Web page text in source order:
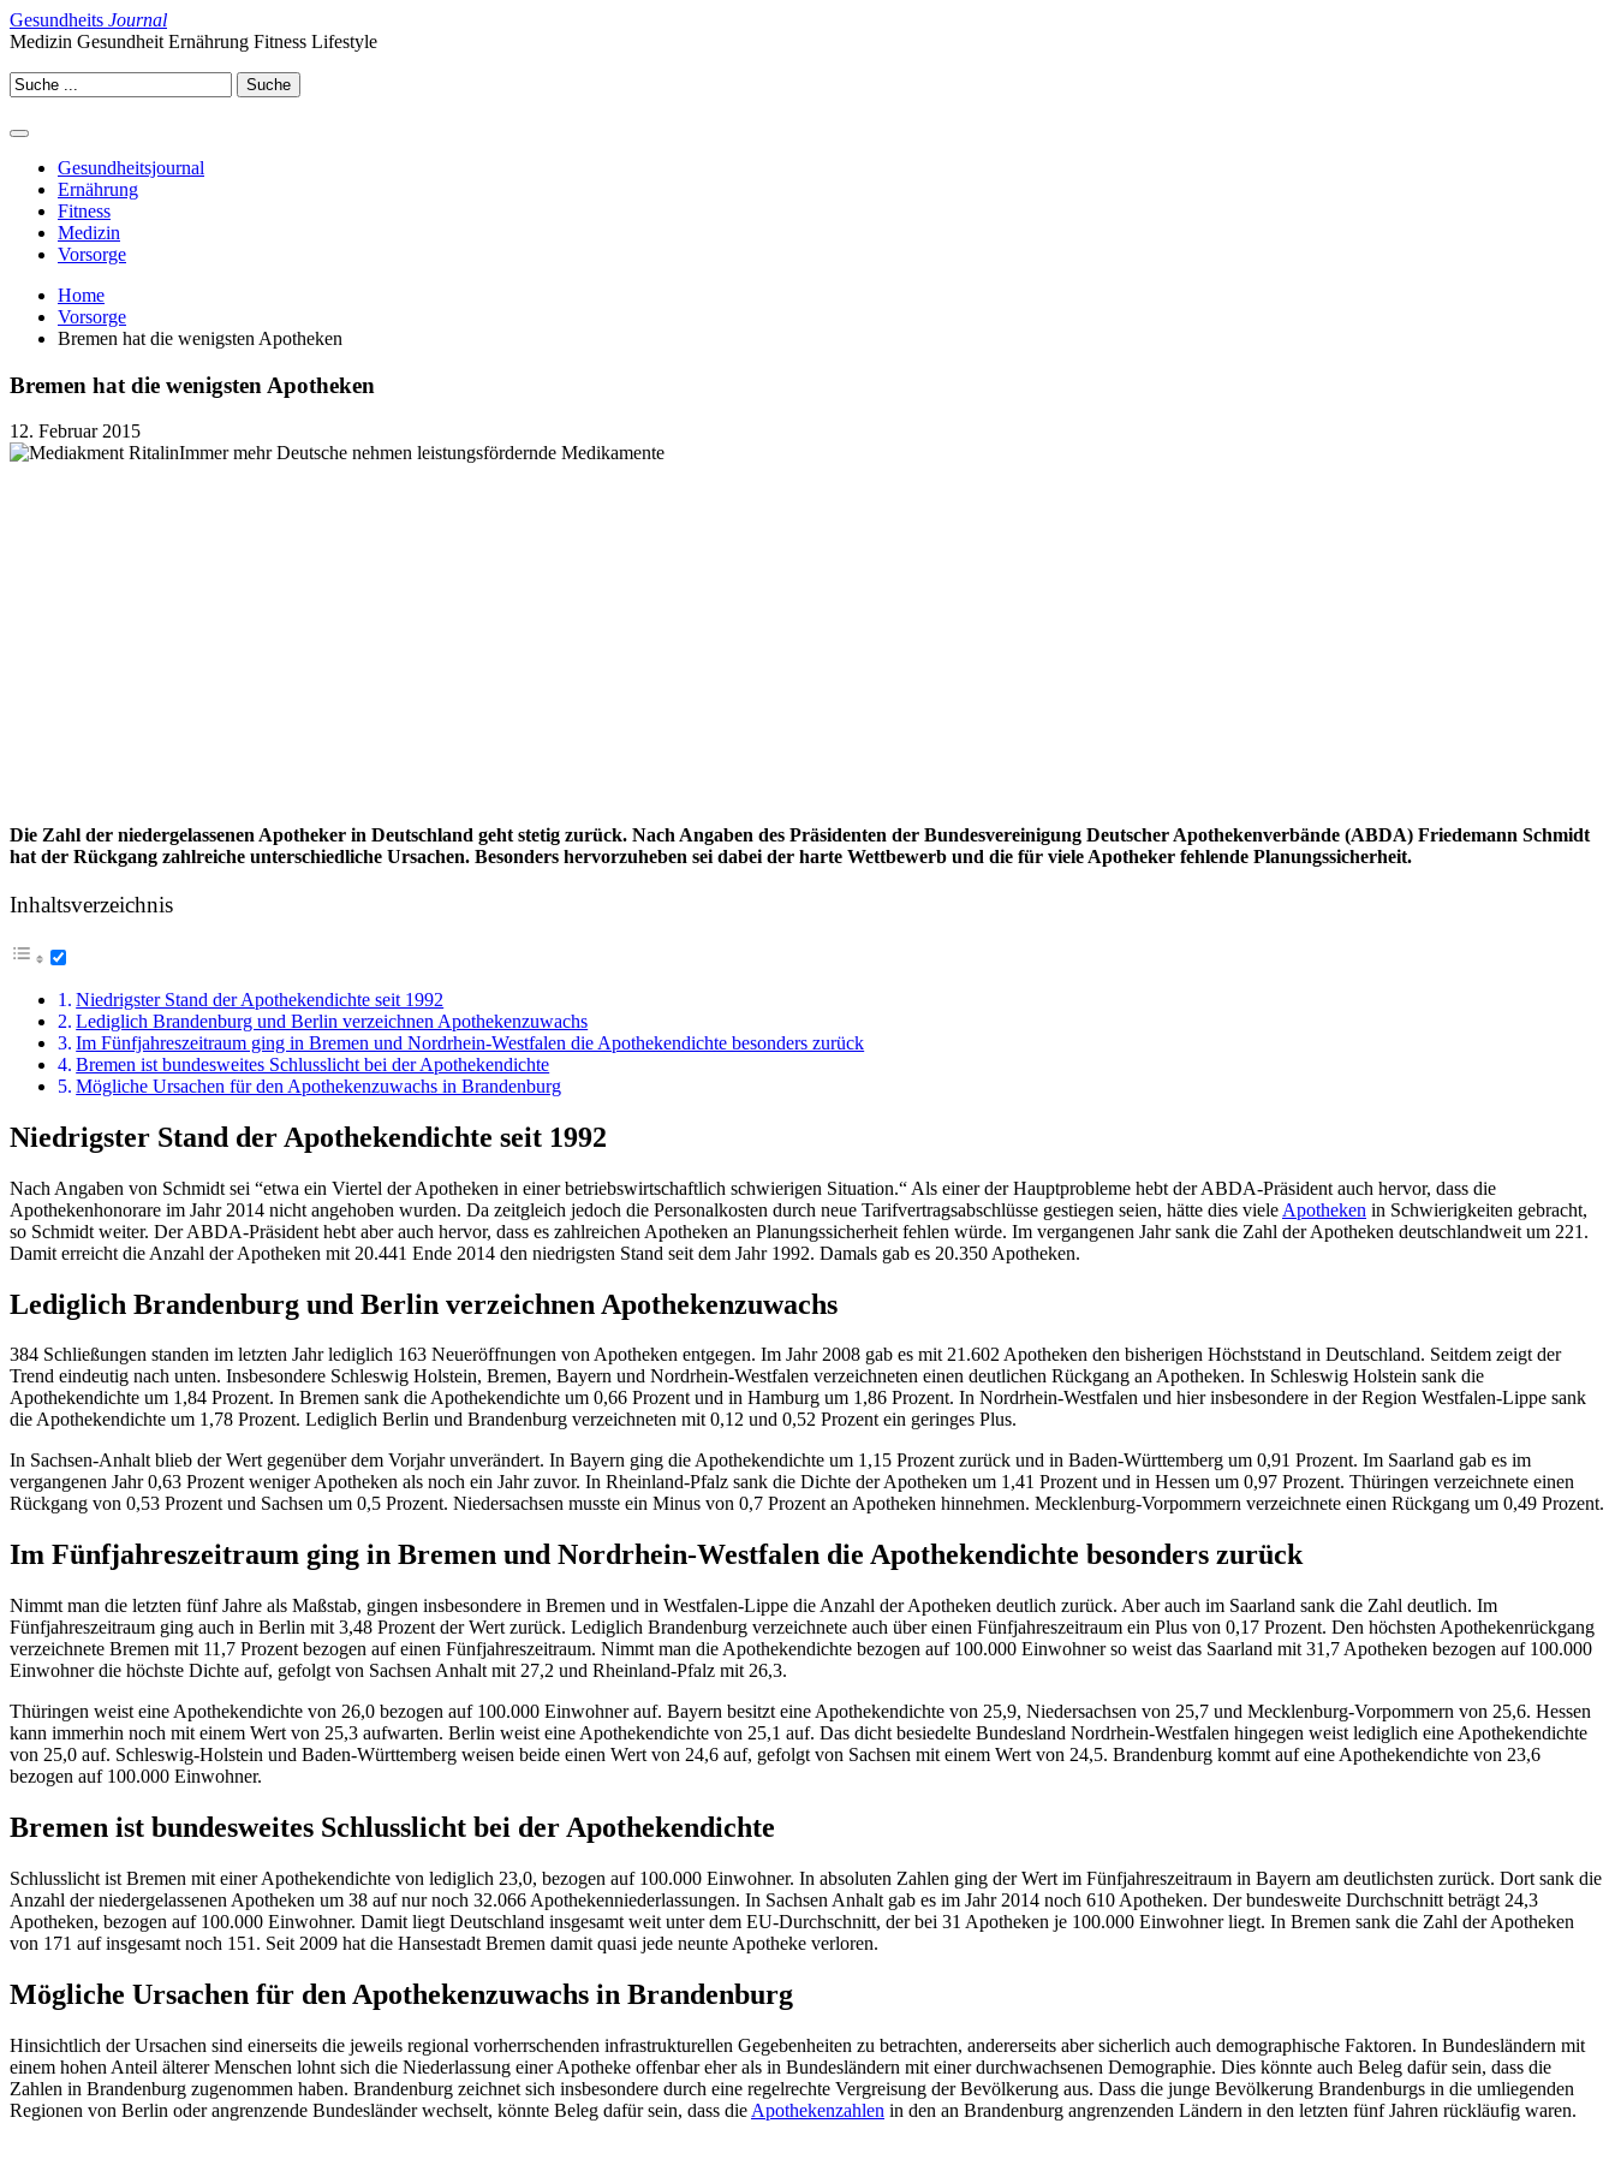
Gesundheits Journal
Medizin Gesundheit Ernährung Fitness Lifestyle
Gesundheitsjournal
Ernährung
Fitness
Medizin
Vorsorge
Home
Vorsorge
Bremen hat die wenigsten Apotheken
Bremen hat die wenigsten Apotheken
12. Februar 2015
Immer mehr Deutsche nehmen leistungsfördernde Medikamente
Die Zahl der niedergelassenen Apotheker in Deutschland geht stetig zurück. Nach Angaben des Präsidenten der Bundesvereinigung Deutscher Apothekenverbände (ABDA) Friedemann Schmidt
hat der Rückgang zahlreiche unterschiedliche Ursachen. Besonders hervorzuheben sei dabei der harte Wettbewerb und die für viele Apotheker fehlende Planungssicherheit.
Inhaltsverzeichnis
Niedrigster Stand der Apothekendichte seit 1992
Lediglich Brandenburg und Berlin verzeichnen Apothekenzuwachs
Im Fünfjahreszeitraum ging in Bremen und Nordrhein-Westfalen die Apothekendichte besonders zurück
Bremen ist bundesweites Schlusslicht bei der Apothekendichte
Mögliche Ursachen für den Apothekenzuwachs in Brandenburg
Niedrigster Stand der Apothekendichte seit 1992
Nach Angaben von Schmidt sei “etwa ein Viertel der Apotheken in einer betriebswirtschaftlich schwierigen Situation.“ Als einer der Hauptprobleme hebt der ABDA-Präsident auch hervor, dass die
Apothekenhonorare im Jahr 2014 nicht angehoben wurden. Da zeitgleich jedoch die Personalkosten durch neue Tarifvertragsabschlüsse gestiegen seien, hätte dies viele Apotheken in Schwierigkeiten gebracht,
so Schmidt weiter. Der ABDA-Präsident hebt aber auch hervor, dass es zahlreichen Apotheken an Planungssicherheit fehlen würde. Im vergangenen Jahr sank die Zahl der Apotheken deutschlandweit um 221.
Damit erreicht die Anzahl der Apotheken mit 20.441 Ende 2014 den niedrigsten Stand seit dem Jahr 1992. Damals gab es 20.350 Apotheken.
Lediglich Brandenburg und Berlin verzeichnen Apothekenzuwachs
384 Schließungen standen im letzten Jahr lediglich 163 Neueröffnungen von Apotheken entgegen. Im Jahr 2008 gab es mit 21.602 Apotheken den bisherigen Höchststand in Deutschland. Seitdem zeigt der
Trend eindeutig nach unten. Insbesondere Schleswig Holstein, Bremen, Bayern und Nordrhein-Westfalen verzeichneten einen deutlichen Rückgang an Apotheken. In Schleswig Holstein sank die
Apothekendichte um 1,84 Prozent. In Bremen sank die Apothekendichte um 0,66 Prozent und in Hamburg um 1,86 Prozent. In Nordrhein-Westfalen und hier insbesondere in der Region Westfalen-Lippe sank
die Apothekendichte um 1,78 Prozent. Lediglich Berlin und Brandenburg verzeichneten mit 0,12 und 0,52 Prozent ein geringes Plus.
In Sachsen-Anhalt blieb der Wert gegenüber dem Vorjahr unverändert. In Bayern ging die Apothekendichte um 1,15 Prozent zurück und in Baden-Württemberg um 0,91 Prozent. Im Saarland gab es im
vergangenen Jahr 0,63 Prozent weniger Apotheken als noch ein Jahr zuvor. In Rheinland-Pfalz sank die Dichte der Apotheken um 1,41 Prozent und in Hessen um 0,97 Prozent. Thüringen verzeichnete einen
Rückgang von 0,53 Prozent und Sachsen um 0,5 Prozent. Niedersachsen musste ein Minus von 0,7 Prozent an Apotheken hinnehmen. Mecklenburg-Vorpommern verzeichnete einen Rückgang um 0,49 Prozent.
Im Fünfjahreszeitraum ging in Bremen und Nordrhein-Westfalen die Apothekendichte besonders zurück
Nimmt man die letzten fünf Jahre als Maßstab, gingen insbesondere in Bremen und in Westfalen-Lippe die Anzahl der Apotheken deutlich zurück. Aber auch im Saarland sank die Zahl deutlich. Im
Fünfjahreszeitraum ging auch in Berlin mit 3,48 Prozent der Wert zurück. Lediglich Brandenburg verzeichnete auch über einen Fünfjahreszeitraum ein Plus von 0,17 Prozent. Den höchsten Apothekenrückgang
verzeichnete Bremen mit 11,7 Prozent bezogen auf einen Fünfjahreszeitraum. Nimmt man die Apothekendichte bezogen auf 100.000 Einwohner so weist das Saarland mit 31,7 Apotheken bezogen auf 100.000
Einwohner die höchste Dichte auf, gefolgt von Sachsen Anhalt mit 27,2 und Rheinland-Pfalz mit 26,3.
Thüringen weist eine Apothekendichte von 26,0 bezogen auf 100.000 Einwohner auf. Bayern besitzt eine Apothekendichte von 25,9, Niedersachsen von 25,7 und Mecklenburg-Vorpommern von 25,6. Hessen
kann immerhin noch mit einem Wert von 25,3 aufwarten. Berlin weist eine Apothekendichte von 25,1 auf. Das dicht besiedelte Bundesland Nordrhein-Westfalen hingegen weist lediglich eine Apothekendichte
von 25,0 auf. Schleswig-Holstein und Baden-Württemberg weisen beide einen Wert von 24,6 auf, gefolgt von Sachsen mit einem Wert von 24,5. Brandenburg kommt auf eine Apothekendichte von 23,6
bezogen auf 100.000 Einwohner.
Bremen ist bundesweites Schlusslicht bei der Apothekendichte
Schlusslicht ist Bremen mit einer Apothekendichte von lediglich 23,0, bezogen auf 100.000 Einwohner. In absoluten Zahlen ging der Wert im Fünfjahreszeitraum in Bayern am deutlichsten zurück. Dort sank die
Anzahl der niedergelassenen Apotheken um 38 auf nur noch 32.066 Apothekenniederlassungen. In Sachsen Anhalt gab es im Jahr 2014 noch 610 Apotheken. Der bundesweite Durchschnitt beträgt 24,3
Apotheken, bezogen auf 100.000 Einwohner. Damit liegt Deutschland insgesamt weit unter dem EU-Durchschnitt, der bei 31 Apotheken je 100.000 Einwohner liegt. In Bremen sank die Zahl der Apotheken
von 171 auf insgesamt noch 151. Seit 2009 hat die Hansestadt Bremen damit quasi jede neunte Apotheke verloren.
Mögliche Ursachen für den Apothekenzuwachs in Brandenburg
Hinsichtlich der Ursachen sind einerseits die jeweils regional vorherrschenden infrastrukturellen Gegebenheiten zu betrachten, andererseits aber sicherlich auch demographische Faktoren. In Bundesländern mit
einem hohen Anteil älterer Menschen lohnt sich die Niederlassung einer Apotheke offenbar eher als in Bundesländern mit einer durchwachsenen Demographie. Dies könnte auch Beleg dafür sein, dass die
Zahlen in Brandenburg zugenommen haben. Brandenburg zeichnet sich insbesondere durch eine regelrechte Vergreisung der Bevölkerung aus. Dass die junge Bevölkerung Brandenburgs in die umliegenden
Regionen von Berlin oder angrenzende Bundesländer wechselt, könnte Beleg dafür sein, dass die Apothekenzahlen in den an Brandenburg angrenzenden Ländern in den letzten fünf Jahren rückläufig waren.